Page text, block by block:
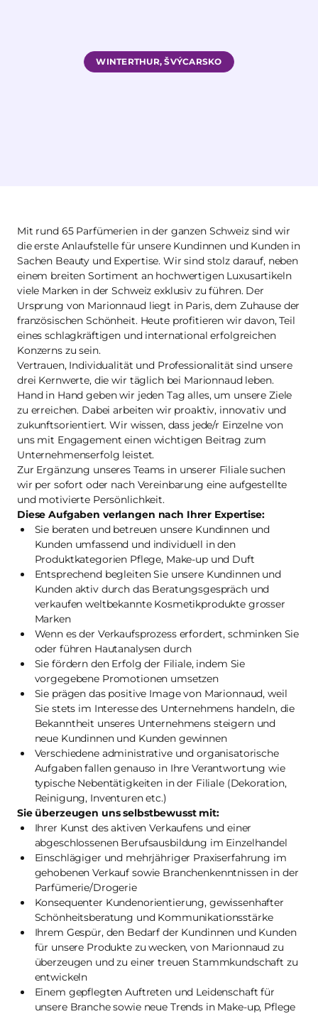
WINTERTHUR, ŠVÝCARSKO
Mit rund 65 Parfümerien in der ganzen Schweiz sind wir
die erste Anlaufstelle für unsere Kundinnen und Kunden in
Sachen Beauty und Expertise. Wir sind stolz darauf, neben
einem breiten Sortiment an hochwertigen Luxusartikeln
viele Marken in der Schweiz exklusiv zu führen. Der
Ursprung von Marionnaud liegt in Paris, dem Zuhause der
französischen Schönheit. Heute profitieren wir davon, Teil
eines schlagkräftigen und international erfolgreichen
Konzerns zu sein.
Vertrauen, Individualität und Professionalität sind unsere
drei Kernwerte, die wir täglich bei Marionnaud leben.
Hand in Hand geben wir jeden Tag alles, um unsere Ziele
zu erreichen. Dabei arbeiten wir proaktiv, innovativ und
zukunftsorientiert. Wir wissen, dass jede/r Einzelne von
uns mit Engagement einen wichtigen Beitrag zum
Unternehmenserfolg leistet.
Zur Ergänzung unseres Teams in unserer Filiale suchen
wir per sofort oder nach Vereinbarung eine aufgestellte
und motivierte Persönlichkeit.
Diese Aufgaben verlangen nach Ihrer Expertise:
Sie beraten und betreuen unsere Kundinnen und
Kunden umfassend und individuell in den
Produktkategorien Pflege, Make-up und Duft
Entsprechend begleiten Sie unsere Kundinnen und
Kunden aktiv durch das Beratungsgespräch und
verkaufen weltbekannte Kosmetikprodukte grosser
Marken
Wenn es der Verkaufsprozess erfordert, schminken Sie
oder führen Hautanalysen durch
Sie fördern den Erfolg der Filiale, indem Sie
vorgegebene Promotionen umsetzen
Sie prägen das positive Image von Marionnaud, weil
Sie stets im Interesse des Unternehmens handeln, die
Bekanntheit unseres Unternehmens steigern und
neue Kundinnen und Kunden gewinnen
Verschiedene administrative und organisatorische
Aufgaben fallen genauso in Ihre Verantwortung wie
typische Nebentätigkeiten in der Filiale (Dekoration,
Reinigung, Inventuren etc.)
Sie überzeugen uns selbstbewusst mit:
Ihrer Kunst des aktiven Verkaufens und einer
abgeschlossenen Berufsausbildung im Einzelhandel
Einschlägiger und mehrjähriger Praxiserfahrung im
gehobenen Verkauf sowie Branchenkenntnissen in der
Parfümerie/Drogerie
Konsequenter Kundenorientierung, gewissenhafter
Schönheitsberatung und Kommunikationsstärke
Ihrem Gespür, den Bedarf der Kundinnen und Kunden
für unsere Produkte zu wecken, von Marionnaud zu
überzeugen und zu einer treuen Stammkundschaft zu
entwickeln
Einem gepflegten Auftreten und Leidenschaft für
unsere Branche sowie neue Trends in Make-up, Pflege